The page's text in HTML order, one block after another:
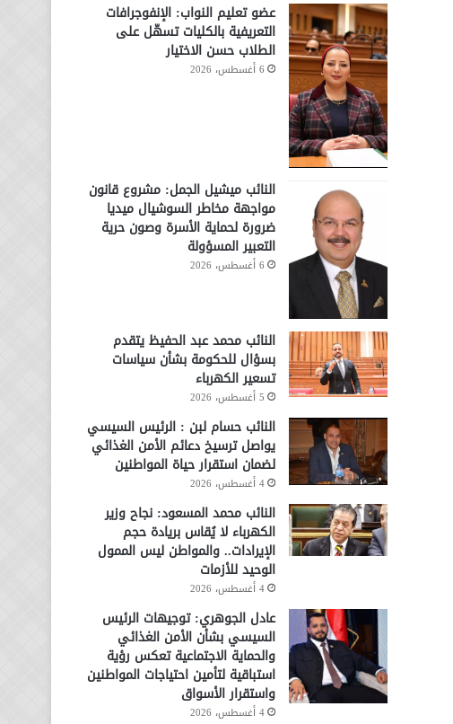
عضو تعليم النواب: الإنفوجرافات
التعريفية بالكليات تسهّل على
الطلاب حسن الاختيار
6 أغسطس، 2026
النائب ميشيل الجمل: مشروع قانون
مواجهة مخاطر السوشيال ميديا
ضرورة لحماية الأسرة وصون حرية
التعبير المسؤولة
6 أغسطس، 2026
النائب محمد عبد الحفيظ يتقدم
بسؤال للحكومة بشأن سياسات
تسعير الكهرباء
5 أغسطس، 2026
النائب حسام لبن : الرئيس السيسي
يواصل ترسيخ دعائم الأمن الغذائي
لضمان استقرار حياة المواطنين
4 أغسطس، 2026
النائب محمد المسعود: نجاح وزير
الكهرباء لا يُقاس بريادة حجم
الإيرادات.. والمواطن ليس الممول
الوحيد للأزمات
4 أغسطس، 2026
عادل الجوهري: توجيهات الرئيس
السيسي بشأن الأمن الغذائي
والحماية الاجتماعية تعكس رؤية
استباقية لتأمين احتياجات المواطنين
واستقرار الأسواق
4 أغسطس، 2026